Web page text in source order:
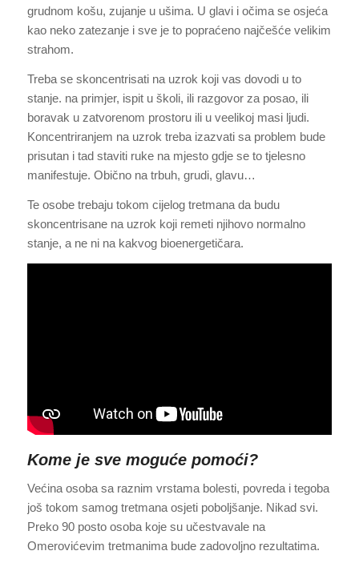
grudnom košu, zujanje u ušima. U glavi i očima se osjeća
kao neko zatezanje i sve je to popraćeno najčešće velikim
strahom.
Treba se skoncentrisati na uzrok koji vas dovodi u to
stanje. na primjer, ispit u školi, ili razgovor za posao, ili
boravak u zatvorenom prostoru ili u veelikoj masi ljudi.
Koncentriranjem na uzrok treba izazvati sa problem bude
prisutan i tad staviti ruke na mjesto gdje se to tjelesno
manifestuje. Obično na trbuh, grudi, glavu…
Te osobe trebaju tokom cijelog tretmana da budu
skoncentrisane na uzrok koji remeti njihovo normalno
stanje, a ne ni na kakvog bioenergetičara.
Kome je sve moguće pomoći?
Većina osoba sa raznim vrstama bolesti, povreda i tegoba
još tokom samog tretmana osjeti poboljšanje. Nikad svi.
Preko 90 posto osoba koje su učestvavale na
Omerovićevim tretmanima bude zadovoljno rezultatima.